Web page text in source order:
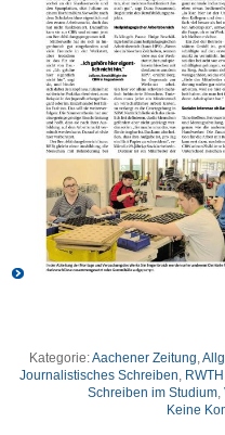
Kategorie:Aachener Zeitung,
Journalistisches Schreiben, RWTH
Schreiben im Studium,
Keine